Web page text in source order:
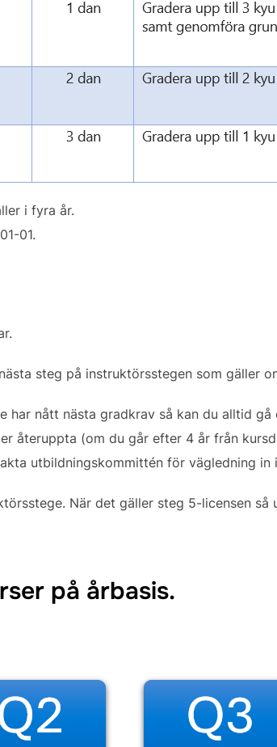
i fyra år.
01.
steg på instruktörsstegen som gäller
har nått nästa gradkrav så kan du alltid
återuppta (om du går efter 4 år från
utbildningskommittén för vägledning in
När det gäller steg 5-licensen
på årbasis.